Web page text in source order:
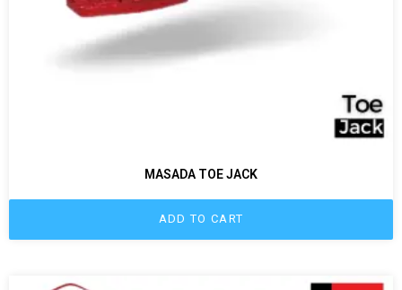
MASADA TOE JACK
ADD TO CART